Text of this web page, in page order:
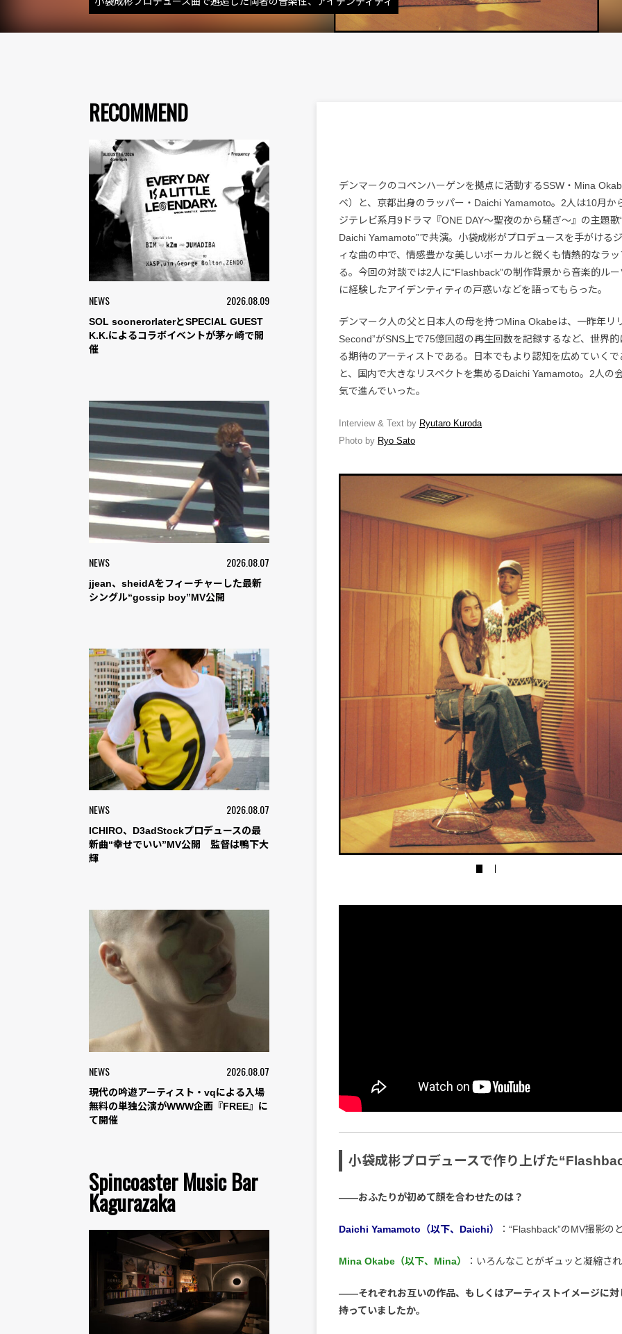
RECOMMEND
NEWS 2026.08.09
SOL soonerorlaterとSPECIAL GUEST
K.K.によるコラボイベントが茅ヶ崎で開
催
NEWS 2026.08.07
jjean、sheidAをフィーチャーした最新
シングル“gossip boy”MV公開
NEWS 2026.08.07
ICHIRO、D3adStockプロデュースの最
新曲“幸せでいい”MV公開 監督は鴨下大
輝
NEWS 2026.08.07
現代の吟遊アーティスト・vqによる入場
無料の単独公演がWWW企画『FREE』に
て開催
Spincoaster Music Bar
Kagurazaka
デンマークのコペンハーゲンを拠点に活動するSSW・Mina
ベ）と、京都出身のラッパー・Daichi Yamamoto。2人は10月か
ジテレビ系月9ドラマ『ONE DAY～聖夜のから騒ぎ～』の主題歌
Daichi Yamamoto”で共演。小袋成彬がプロデュースを手がける
ィな曲の中で、情感豊かな美しいボーカルと鋭くも情熱的なラ
る。今回の対談では2人に“Flashback”の制作背景から音楽的ル
に経験したアイデンティティの戸惑いなどを語ってもらった。
デンマーク人の父と日本人の母を持つMina Okabeは、一昨年リ
Second”がSNS上で75億回超の再生回数を記録するなど、世界
る期待のアーティストである。日本でもより認知を広めていく
と、国内で大きなリスペクトを集めるDaichi Yamamoto。2人の
気で進んでいった。
Interview & Text by Ryutaro Kuroda
Photo by Ryo Sato
小袋成彬プロデュースで作り上げた
――おふたりが初めて顔を合わせたのは？
Daichi Yamamoto（以下、Daichi） ：“Flashback”のMV撮影の
Mina Okabe（以下、Mina） ：いろんなことがギュッと凝縮さ
――それぞれお互いの作品、もしくはアーティストイメージに対
持っていましたか。